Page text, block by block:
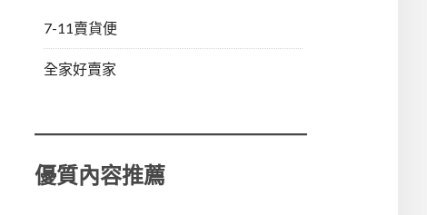
7-11賣貨便
全家好賣家
優質內容推薦